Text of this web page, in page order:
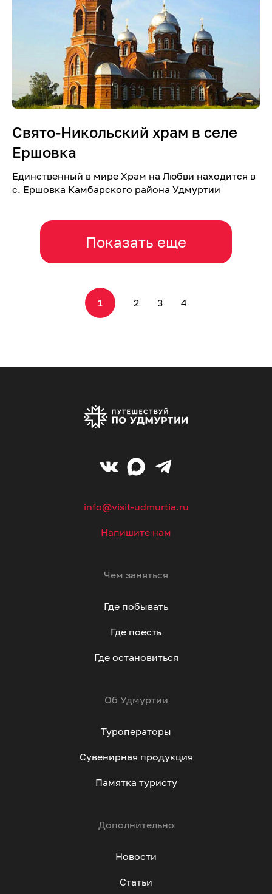
Свято-Никольский храм в селе
Ершовка
Единственный в мире Храм на Любви находится в
с. Ершовка Камбарского района Удмуртии
Показать еще
1 2 3 4
info@visit-udmurtia.ru
Напишите нам
Чем заняться
Где побывать
Где поесть
Где остановиться
Об Удмуртии
Туроператоры
Сувенирная продукция
Памятка туристу
Дополнительно
Новости
Статьи